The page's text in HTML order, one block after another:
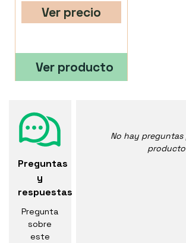
Ver precio
Ver producto
Preguntas
y
respuestas
Pregunta
sobre
este
No hay preguntas
producto